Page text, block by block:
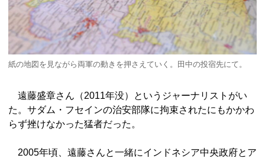
紙の地図を見ながら両軍の動きを押さえていく。田中の投宿先にて。
遠藤盛章さん（2011年没）というジャーナリストがい
た。サダム・フセインの治安部隊に拘束されたにもかかわ
らず挫けなかった猛者だった。
2005年頃、遠藤さんと一緒にインドネシア中央政府とア